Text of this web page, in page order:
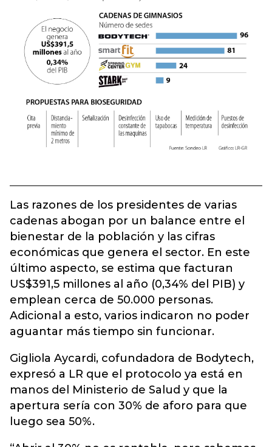
Las razones de los presidentes de varias
cadenas abogan por un balance entre el
bienestar de la población y las cifras
económicas que genera el sector. En este
último aspecto, se estima que facturan
US$391,5 millones al año (0,34% del PIB) y
emplean cerca de 50.000 personas.
Adicional a esto, varios indicaron no poder
aguantar más tiempo sin funcionar.
Gigliola Aycardi, cofundadora de Bodytech,
expresó a LR que el protocolo ya está en
manos del Ministerio de Salud y que la
apertura sería con 30% de aforo para que
luego sea 50%.